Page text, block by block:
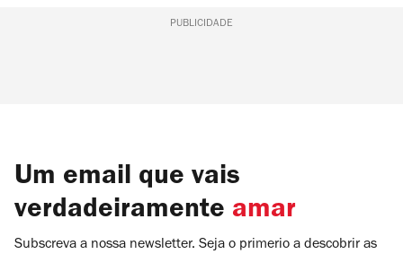
PUBLICIDADE
Um email que vais
verdadeiramente amar
Subscreva a nossa newsletter. Seja o primerio a descobrir as